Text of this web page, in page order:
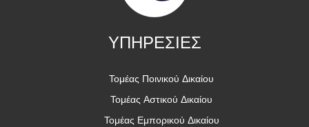
ΥΠΗΡΕΣΙΕΣ
Τομέας Ποινικού Δικαίου
Τομέας Αστικού Δικαίου
Τομέας Εμπορικού Δικαίου